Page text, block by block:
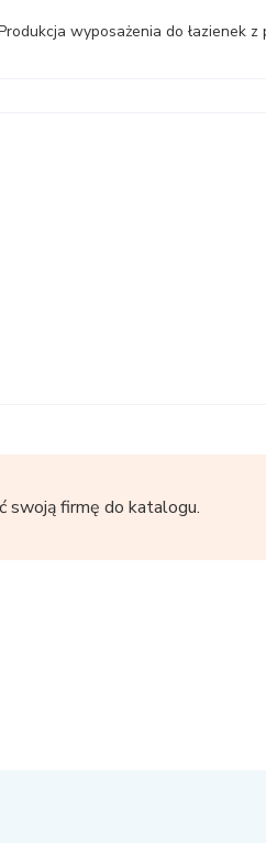
wyposażenia do łazienek
swoją firmę do katalogu.